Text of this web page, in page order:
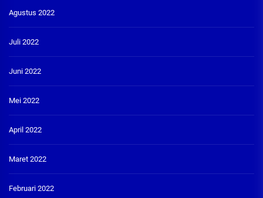
Agustus 2022
Juli 2022
Juni 2022
Mei 2022
April 2022
Maret 2022
Februari 2022